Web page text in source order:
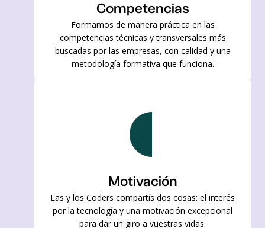
Competencias
Formamos de manera práctica en las
competencias técnicas y transversales más
buscadas por las empresas, con calidad y una
metodología formativa que funciona.
Motivación
Las y los Coders compartís dos cosas: el interés
por la tecnología y una motivación excepcional
para dar un giro a vuestras vidas.